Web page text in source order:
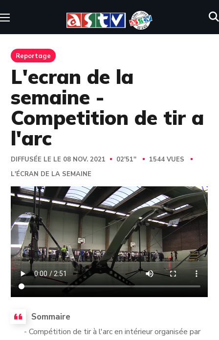
Reportage
L'ecran de la
semaine -
Competition de tir a
l'arc
DIFFUSÉE LE LE 08 NOV. 2021 02'51''
1544 VUES
L'ÉCRAN DE LA SEMAINE
Sommaire
- Compétition de tir à l'arc en intérieur organisée par